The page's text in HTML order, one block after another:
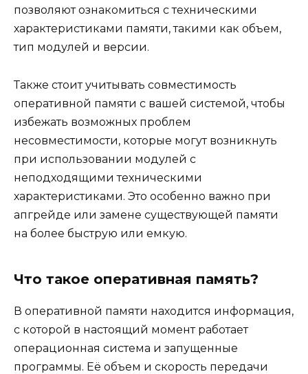
позволяют ознакомиться с техническими
характеристиками памяти, такими как объем,
тип модулей и версии.
Также стоит учитывать совместимость
оперативной памяти с вашей системой, чтобы
избежать возможных проблем
несовместимости, которые могут возникнуть
при использовании модулей с
неподходящими техническими
характеристиками. Это особенно важно при
апгрейде или замене существующей памяти
на более быструю или емкую.
Что такое оперативная память?
В оперативной памяти находится информация,
с которой в настоящий момент работает
операционная система и запущенные
программы. Её объем и скорость передачи